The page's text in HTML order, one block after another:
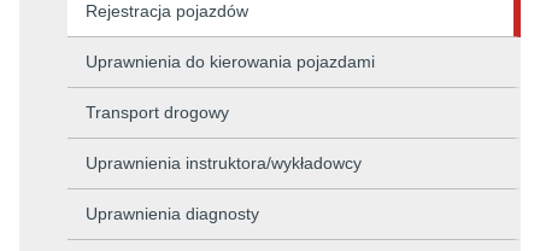
Rejestracja pojazdów
Uprawnienia do kierowania pojazdami
Transport drogowy
Uprawnienia instruktora/wykładowcy
Uprawnienia diagnosty